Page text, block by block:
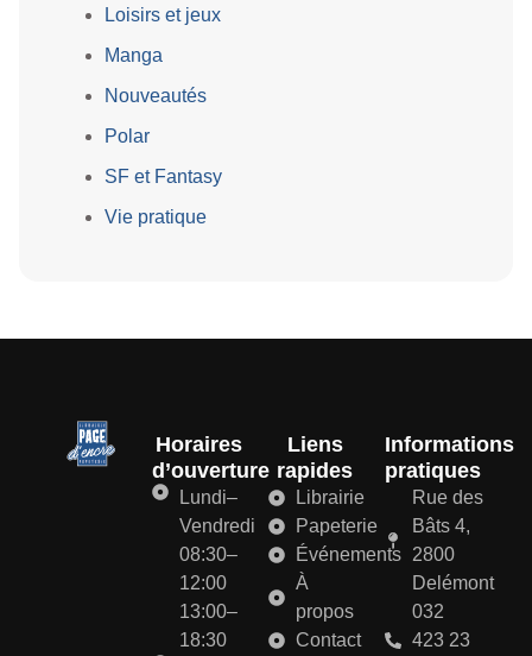
Loisirs et jeux
Manga
Nouveautés
Polar
SF et Fantasy
Vie pratique
Horaires
d’ouverture
Lundi–
Vendredi
08:30–
12:00
13:00–
18:30
Liens
rapides
Librairie
Papeterie
Événements
À
propos
Contact
Informations
pratiques
Rue des
Bâts 4,
2800
Delémont
032
423 23